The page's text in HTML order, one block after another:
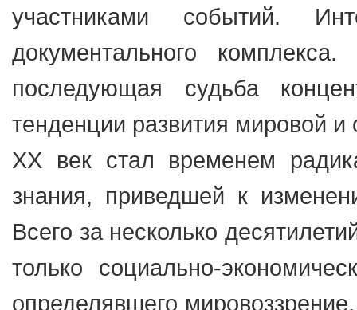
участниками событий.
документального
последующая судьба
тенденции развития мировой
XX век стал временем
знания, приведшей к
Всего за несколько
только социально-
определявшего